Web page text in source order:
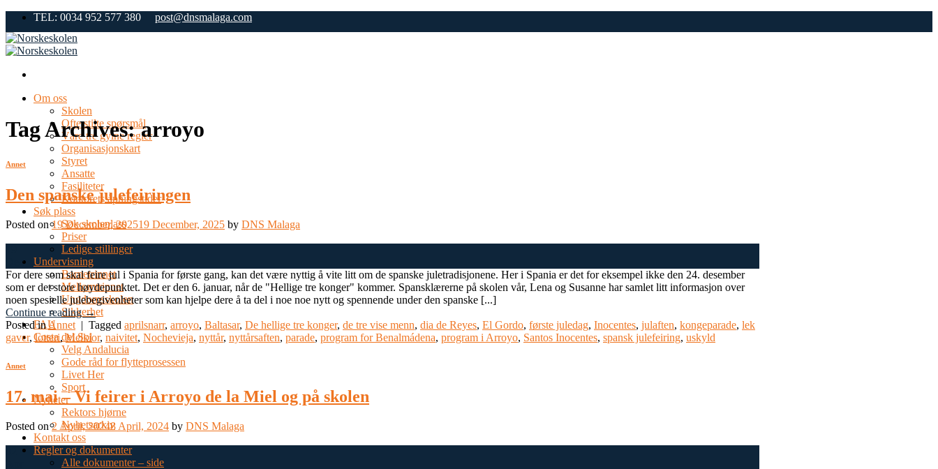
Skip
content
TEL: 0034 952 577 380 post@dnsmalaga.com
Om oss
Skolen
Ofte stilte spørsmål
Våre tre gylne regler
Organisasjonskart
Styret
Ansatte
Fasiliteter
Kontorets åpningstider
Søk plass
Søk skoleplass
Priser
Ledige stillinger
Undervisning
Barnetrinnet
Mellomtrinnet
Ungdomsskolen
Sikkerhet
FAU
Costa del Sol
Velg Andalucia
Gode råd for flytteprosessen
Livet Her
Sport
Nyheter
Rektors hjørne
Nyhetsarkiv
Kontakt oss
Regler og dokumenter
Alle dokumenter – side
Tag Archives:arroyo
Annet
Den spanske julefeiringen
Posted on19 December, 202519 December, 2025 by DNS Malaga
Dec
For dere som skal feire jul i Spania for første gang, kan det være nyttig å vite litt om de spanske juletradisjonene. Her i Spania er det for eksempel ikke den 24. desember
som er det store høydepunktet. Det er den 6. januar, når de "Hellige tre konger" kommer. Spansklærerne på skolen vår, Lena og Susanne har samlet litt informasjon over
noen spesielle julebegivenheter som kan hjelpe dere å ta del i noe noe nytt og spennende under den spanske [...]
Continue reading→
Posted inAnnet | Tagged aprilsnarr, arroyo, Baltasar, De hellige tre konger, de tre vise menn, dia de Reyes, El Gordo, første juledag, Inocentes, julaften, kongeparade, lek
gaver,lotteri,Melkior, naivitet, Nochevieja, nyttår, nyttårsaften, parade, program for Benalmádena, program i Arroyo, Santos Inocentes, spansk julefeiring, uskyld
Annet
17. mai – Vi feirer i Arroyo de la Miel og på skolen
Posted on2 April, 20248 April, 2024 by DNS Malaga